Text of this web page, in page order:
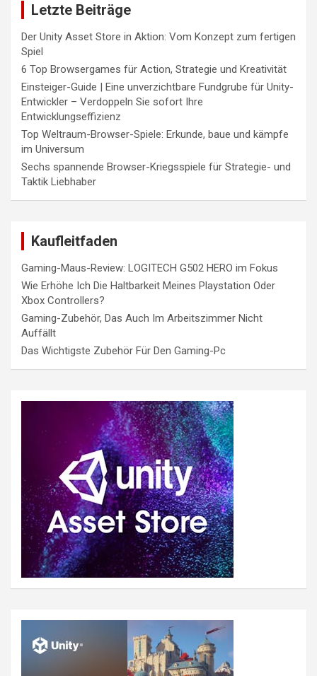
Letzte Beiträge
Der Unity Asset Store in Aktion: Vom Konzept zum fertigen
Spiel
6 Top Browsergames für Action, Strategie und Kreativität
Einsteiger-Guide | Eine unverzichtbare Fundgrube für Unity-
Entwickler – Verdoppeln Sie sofort Ihre
Entwicklungseffizienz
Top Weltraum-Browser-Spiele: Erkunde, baue und kämpfe
im Universum
Sechs spannende Browser-Kriegsspiele für Strategie- und
Taktik Liebhaber
Kaufleitfaden
Gaming-Maus-Review: LOGITECH G502 HERO im Fokus
Wie Erhöhe Ich Die Haltbarkeit Meines Playstation Oder
Xbox Controllers?
Gaming-Zubehör, Das Auch Im Arbeitszimmer Nicht
Auffällt
Das Wichtigste Zubehör Für Den Gaming-Pc